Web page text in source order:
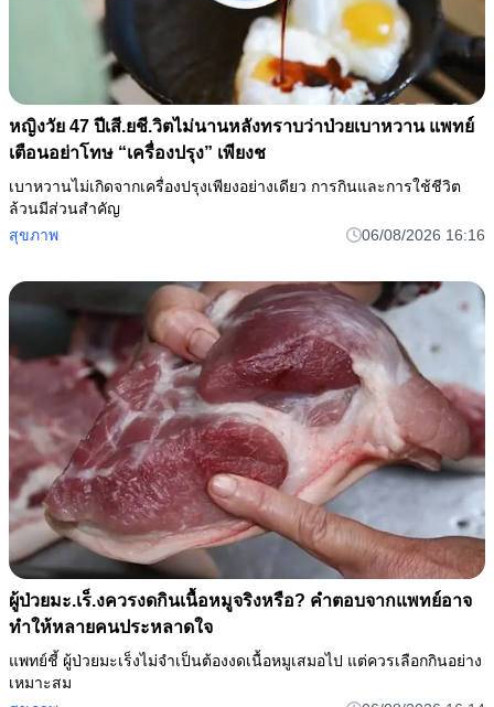
หญิงวัย 47 ปีเสี.ยชี.วิตไม่นานหลังทราบว่าป่วยเบาหวาน แพทย์
เตือนอย่าโทษ “เครื่องปรุง” เพียงช
เบาหวานไม่เกิดจากเครื่องปรุงเพียงอย่างเดียว การกินและการใช้ชีวิต
ล้วนมีส่วนสำคัญ
สุขภาพ
06/08/2026 16:16
ผู้ป่วยมะ.เร็.งควรงดกินเนื้อหมูจริงหรือ? คำตอบจากแพทย์อาจ
ทำให้หลายคนประหลาดใจ
แพทย์ชี้ ผู้ป่วยมะเร็งไม่จำเป็นต้องงดเนื้อหมูเสมอไป แต่ควรเลือกกินอย่าง
เหมาะสม